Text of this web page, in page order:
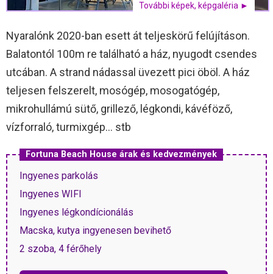
További képek, képgaléria ►
Nyaralónk 2020-ban esett át teljeskörű felújításon.
Balatontól 100m re található a ház, nyugodt csendes
utcában. A strand nádassal üvezett pici öböl. A ház
teljesen felszerelt, mosógép, mosogatógép,
mikrohullámú sütő, grillező, légkondi, kávéföző,
vízforraló, turmixgép… stb
Fortuna Beach House árak és kedvezmények
Ingyenes parkolás
Ingyenes WIFI
Ingyenes légkondícionálás
Macska, kutya ingyenesen bevihető
2 szoba, 4 férőhely